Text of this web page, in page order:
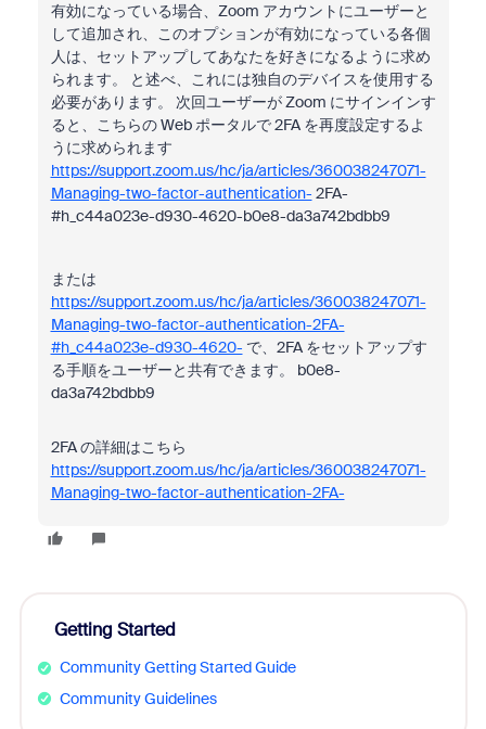
有効になっている場合、Zoom アカウントにユーザーと
して追加され、このオプションが有効になっている各個
人は、セットアップしてあなたを好きになるように求め
られます。 と述べ、これには独自のデバイスを使用する
必要があります。 次回ユーザーが Zoom にサインインす
ると、こちらの Web ポータルで 2FA を再度設定するよ
うに求められます
https://support.zoom.us/hc/ja/articles/360038247071-
Managing-two-factor-authentication- 2FA-
#h_c44a023e-d930-4620-b0e8-da3a742bdbb9
または
https://support.zoom.us/hc/ja/articles/360038247071-
Managing-two-factor-authentication-2FA-
#h_c44a023e-d930-4620- で、2FA をセットアップす
る手順をユーザーと共有できます。 b0e8-
da3a742bdbb9
2FA の詳細はこちら
https://support.zoom.us/hc/ja/articles/360038247071-
Managing-two-factor-authentication-2FA-
Getting Started
Community Getting Started Guide
Community Guidelines